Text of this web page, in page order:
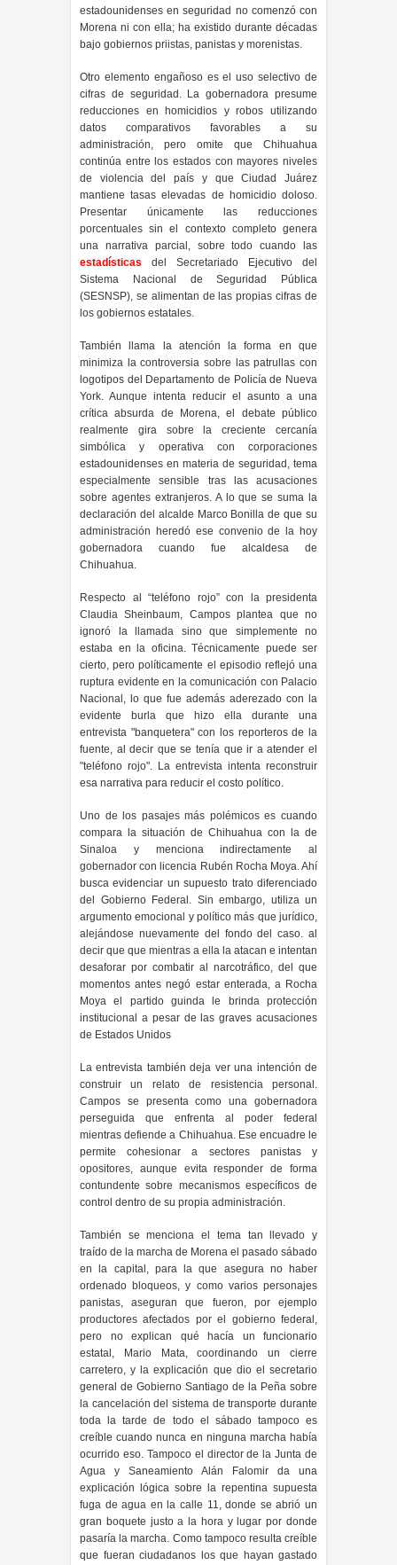
estadounidenses en seguridad no comenzó con
Morena ni con ella; ha existido durante décadas
bajo gobiernos priistas, panistas y morenistas.
Otro elemento engañoso es el uso selectivo de
cifras de seguridad. La gobernadora presume
reducciones en homicidios y robos utilizando
datos comparativos favorables a su
administración, pero omite que Chihuahua
continúa entre los estados con mayores niveles
de violencia del país y que Ciudad Juárez
mantiene tasas elevadas de homicidio doloso.
Presentar únicamente las reducciones
porcentuales sin el contexto completo genera
una narrativa parcial, sobre todo cuando las
estadísticas del Secretariado Ejecutivo del
Sistema Nacional de Seguridad Pública
(SESNSP), se alimentan de las propias cifras de
los gobiernos estatales.
También llama la atención la forma en que
minimiza la controversia sobre las patrullas con
logotipos del Departamento de Policía de Nueva
York. Aunque intenta reducir el asunto a una
crítica absurda de Morena, el debate público
realmente gira sobre la creciente cercanía
simbólica y operativa con corporaciones
estadounidenses en materia de seguridad, tema
especialmente sensible tras las acusaciones
sobre agentes extranjeros. A lo que se suma la
declaración del alcalde Marco Bonilla de que su
administración heredó ese convenio de la hoy
gobernadora cuando fue alcaldesa de
Chihuahua.
Respecto al “teléfono rojo” con la presidenta
Claudia Sheinbaum, Campos plantea que no
ignoró la llamada sino que simplemente no
estaba en la oficina. Técnicamente puede ser
cierto, pero políticamente el episodio reflejó una
ruptura evidente en la comunicación con Palacio
Nacional, lo que fue además aderezado con la
evidente burla que hizo ella durante una
entrevista "banquetera" con los reporteros de la
fuente, al decir que se tenía que ir a atender el
"teléfono rojo". La entrevista intenta reconstruir
esa narrativa para reducir el costo político.
Uno de los pasajes más polémicos es cuando
compara la situación de Chihuahua con la de
Sinaloa y menciona indirectamente al
gobernador con licencia Rubén Rocha Moya. Ahí
busca evidenciar un supuesto trato diferenciado
del Gobierno Federal. Sin embargo, utiliza un
argumento emocional y político más que jurídico,
alejándose nuevamente del fondo del caso. al
decir que que mientras a ella la atacan e intentan
desaforar por combatir al narcotráfico, del que
momentos antes negó estar enterada, a Rocha
Moya el partido guinda le brinda protección
institucional a pesar de las graves acusaciones
de Estados Unidos
La entrevista también deja ver una intención de
construir un relato de resistencia personal.
Campos se presenta como una gobernadora
perseguida que enfrenta al poder federal
mientras defiende a Chihuahua. Ese encuadre le
permite cohesionar a sectores panistas y
opositores, aunque evita responder de forma
contundente sobre mecanismos específicos de
control dentro de su propia administración.
También se menciona el tema tan llevado y
traído de la marcha de Morena el pasado sábado
en la capital, para la que asegura no haber
ordenado bloqueos, y como varios personajes
panistas, aseguran que fueron, por ejemplo
productores afectados por el gobierno federal,
pero no explican qué hacía un funcionario
estatal, Mario Mata, coordinando un cierre
carretero, y la explicación que dio el secretario
general de Gobierno Santiago de la Peña sobre
la cancelación del sistema de transporte durante
toda la tarde de todo el sábado tampoco es
creíble cuando nunca en ninguna marcha había
ocurrido eso. Tampoco el director de la Junta de
Agua y Saneamiento Alán Falomir da una
explicación lógica sobre la repentina supuesta
fuga de agua en la calle 11, donde se abrió un
gran boquete justo a la hora y lugar por donde
pasaría la marcha. Como tampoco resulta creíble
que fueran ciudadanos los que hayan gastado